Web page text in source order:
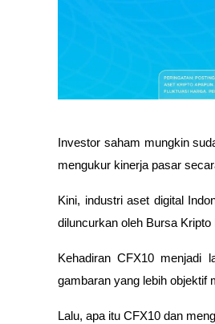
Investor saham mungkin
mengukur kinerja pasar
Kini, industri aset digital
diluncurkan oleh Bursa
Kehadiran CFX10 menjadi
gambaran yang lebih objektif
Lalu, apa itu CFX10 dan